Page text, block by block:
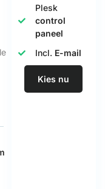
Plesk
control
paneel
Incl. E-mail
Kies nu